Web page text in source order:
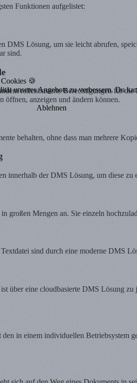
Funktionen aufgelistet:
DMS Lösung, um sie leicht abrufen,
sind.
rollenbasierte Berechtigungen für
öffnen, anzeigen und ändern können.
behalten, ohne dass man mehrere
innerhalb der DMS Lösung, um diese
großen Mengen an. Sie einzeln
sind durch eine moderne DMS
über eine cloudbasierte DMS Lösung
in einem individuellen Betriebsystem
🍪
unseres Angebots zu verbessern. Du
Ablehnen